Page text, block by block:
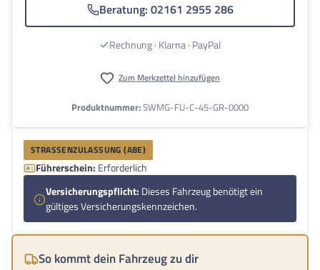
Beratung: 02161 2955 286
Rechnung · Klarna · PayPal
Zum Merkzettel hinzufügen
Produktnummer:SWMG-FU-C-45-GR-0000
STRASSENZULASSUNG (ABE)
Führerschein: Erforderlich
Versicherungspflicht: Dieses Fahrzeug benötigt ein
gültiges Versicherungskennzeichen.
So kommt dein Fahrzeug zu dir